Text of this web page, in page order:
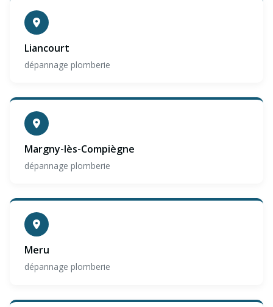
Liancourt
dépannage plomberie
Margny-lès-Compiègne
dépannage plomberie
Meru
dépannage plomberie